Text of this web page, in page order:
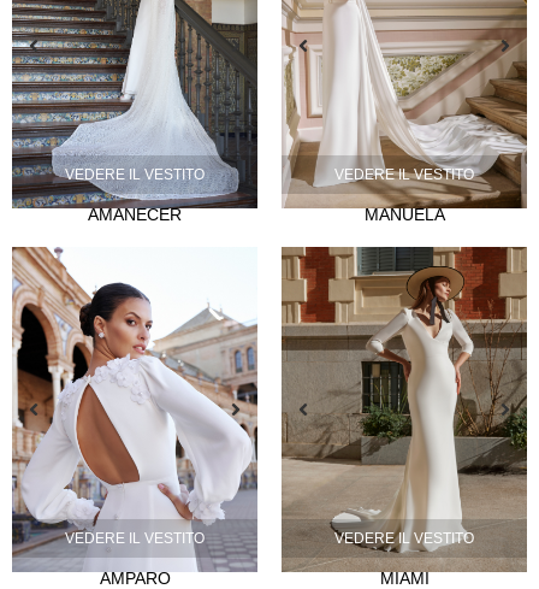
VEDERE IL VESTITO
AMANECER
VEDERE IL VESTITO
MANUELA
VEDERE IL VESTITO
AMPARO
VEDERE IL VESTITO
MIAMI
NOVIA
Lazos
Musas
Mademoiselle
FIESTA
Silvia Fernández
Camelia
Mónica Cruz X Silvia Fernández
NOSOTROS
Eventi
Notizie
La nostra storia
Atelier